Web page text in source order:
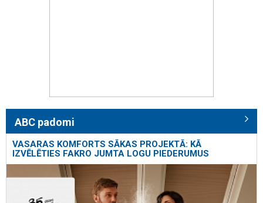
ABC padomi
VASARAS KOMFORTS SĀKAS PROJEKTĀ: KĀ
IZVĒLĒTIES FAKRO JUMTA LOGU PIEDERUMUS